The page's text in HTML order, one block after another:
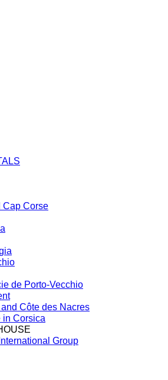
Cap Corse
de Porto-Vecchio
Côte des Nacres
in Corsica
Group